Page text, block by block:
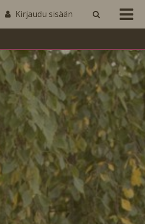
Kirjaudu sisään